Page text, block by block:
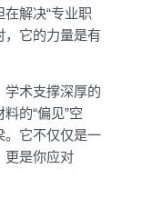
解决“专业职
，它的力量是有
学术支撑深厚的
的“偏见”空
。它不仅仅是一
更是你应对